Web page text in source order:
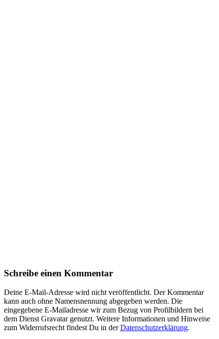
Schreibe einen Kommentar
Deine E-Mail-Adresse wird nicht veröffentlicht. Der Kommentar
kann auch ohne Namensnennung abgegeben werden. Die
eingegebene E-Mailadresse wir zum Bezug von Profilbildern bei
dem Dienst Gravatar genutzt. Weitere Informationen und Hinweise
zum Widerrufsrecht findest Du in derDatenschutzerklärung.